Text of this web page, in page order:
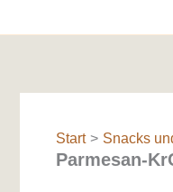
Start Snacks
Parmesan-